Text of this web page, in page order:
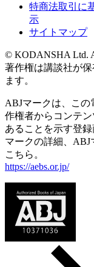
特商法取引に
示
サイトマップ
© KODANSHA Ltd.
著作権は講談社が
ます。
ABJマークは、こ
作権者からコンテ
あることを示す登
マークの詳細、
こちら。
https://aebs.or.jp/